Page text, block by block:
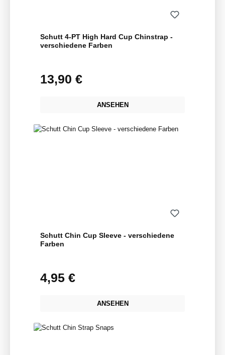
Schutt 4-PT High Hard Cup Chinstrap -
verschiedene Farben
Regulärer Preis:
13,90 €
ANSEHEN
Schutt Chin Cup Sleeve - verschiedene
Farben
Regulärer Preis:
4,95 €
ANSEHEN